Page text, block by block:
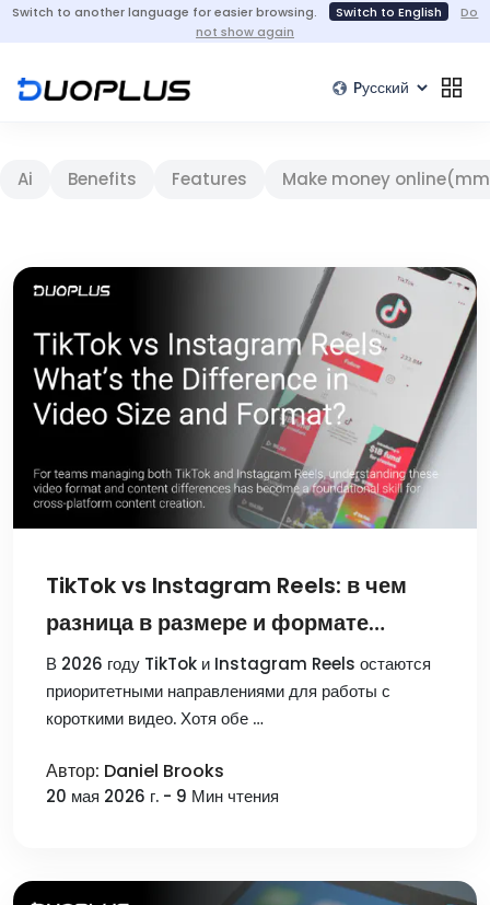
Switch to another language for easier browsing. Switch to English
Do
not show again
Ai Benefits Features Make money
TikTok vs Instagram Reels: в чем
разница в размере и формате
видео?
В 2026 году TikTok и Instagram Reels остаются
приоритетными направлениями для работы с
короткими видео. Хотя обе …
Автор: Daniel Brooks
20 мая 2026 г. - 9 Мин чтения